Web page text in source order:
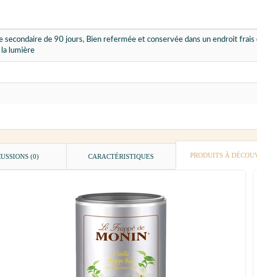
secondaire de 90 jours, Bien refermée et conservée dans un endroit
lumière
(0) CARACTÉRISTIQUES PRODUITS À